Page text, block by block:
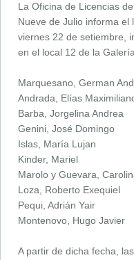
La Oficina de Licencias
Nueve de Julio informa el
viernes 22 de setiembre,
en el local 12 de la
Marquesano, German
Andrada, Elías
Barba, Jorgelina Andrea
Genini, José Domingo
Islas, María Lujan
Kinder, Mariel
Marolo y Guevara,
Loza, Roberto Exequiel
Pequi, Adrián Yair
Montenovo, Hugo Javier
A partir de dicha fecha,